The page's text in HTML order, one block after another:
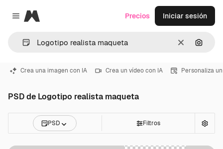
Close menu
Magnific
Borrar
Precios Iniciar sesión
Crea una imagen con IA Crea un vídeo con IA Personaliza
PSD de Logotipo realista maqueta
PSD Filtros